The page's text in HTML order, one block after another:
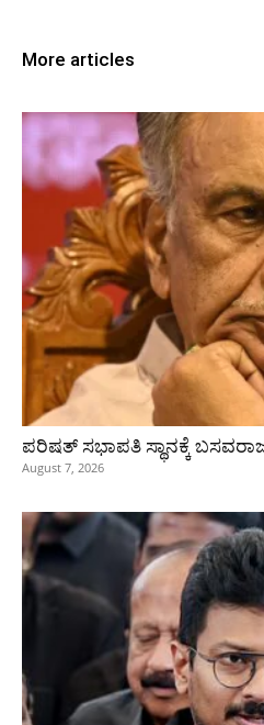
More articles
ಪರಿಷತ್‌ ಸಭಾಪತಿ ಸ್ಥಾನಕ್ಕೆ
August 7, 2026